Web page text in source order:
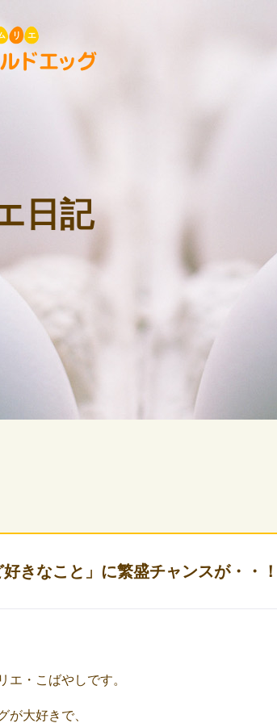
日記
好きなこと」に繁盛チャンスが・・！
エ・こばやしです。
が大好きで、